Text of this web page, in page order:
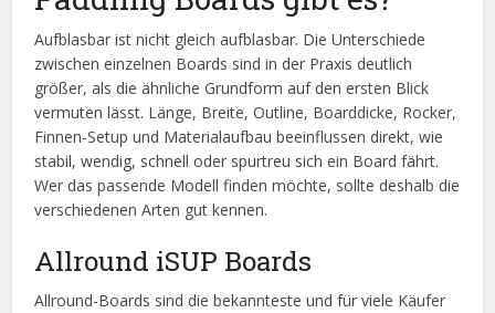
Aufblasbar ist nicht gleich aufblasbar. Die Unterschiede
zwischen einzelnen Boards sind in der Praxis deutlich
größer, als die ähnliche Grundform auf den ersten Blick
vermuten lässt. Länge, Breite, Outline, Boarddicke, Rocker,
Finnen-Setup und Materialaufbau beeinflussen direkt, wie
stabil, wendig, schnell oder spurtreu sich ein Board fährt.
Wer das passende Modell finden möchte, sollte deshalb die
verschiedenen Arten gut kennen.
Allround iSUP Boards
Allround-Boards sind die bekannteste und für viele Käufer